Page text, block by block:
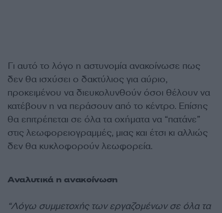
Γι αυτό το λόγο η αστυνομία ανακοίνωσε πως
δεν θα ισχύσει ο δακτύλιος για αύριο,
προκειμένου να διευκολυνθούν όσοι θέλουν να
κατέβουν η να περάσουν από το κέντρο. Επίσης
θα επιτρέπεται σε όλα τα οχήματα να “πατάνε”
στις λεωφορειογραμμές, μιας και έτσι κι αλλιώς
δεν θα κυκλοφορούν λεωφορεία.
Αναλυτικά η ανακοίνωση
“Λόγω συμμετοχής των εργαζομένων σε όλα τα